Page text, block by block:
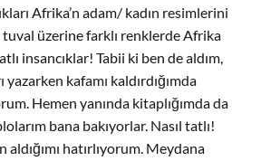
Afrika’n adam/ kadın resimlerini
tuval üzerine farklı renklerde Afrika
insancıklar! Tabii ki ben de aldım,
yazarken kafamı kaldırdığımda
Hemen yanında kitaplığımda da
bana bakıyorlar. Nasıl tatlı!
aldığımı hatırlıyorum. Meydana